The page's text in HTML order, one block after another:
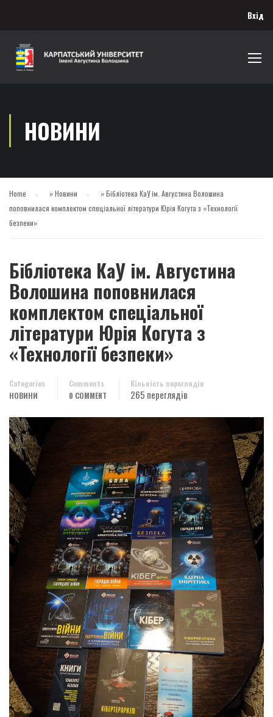
Вхід
НОВИНИ
Home »Новини »Бібліотека КаУ ім. Августина Волошина
поповнилася комплектом спеціальної літератури Юрія Когута з «Технології
безпеки»
Бібліотека КаУ ім. Августина
Волошина поповнилася
комплектом спеціальної
літератури Юрія Когута з
«Технології безпеки»
Categories
НОВИНИ
Comments
0 COMMENT
Кількість переглядів
265 переглядів